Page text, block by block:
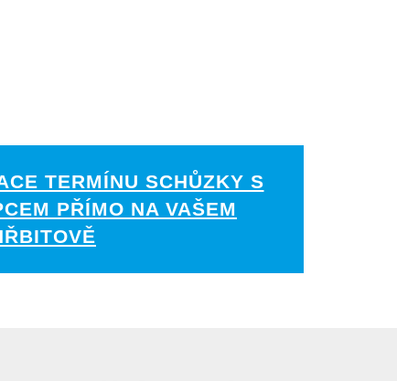
TERMÍNU SCHŮZKY S
PŘÍMO NA VAŠEM